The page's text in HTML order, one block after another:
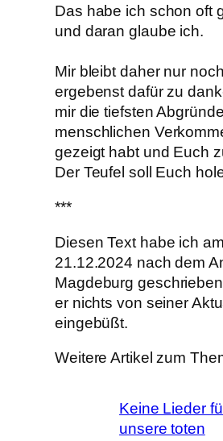
Das habe ich schon oft
und daran glaube ich.
Mir bleibt daher nur
ergebenst dafür zu
mir die tiefsten
menschlichen
gezeigt habt und Euch
Der Teufel soll Euch
***
Diesen Text habe ich am
21.12.2024 nach dem
Magdeburg
er nichts von seiner
eingebüßt.
Weitere Artikel zum
Keine Lieder
unsere toten